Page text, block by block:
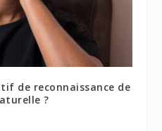
de reconnaissance de
?